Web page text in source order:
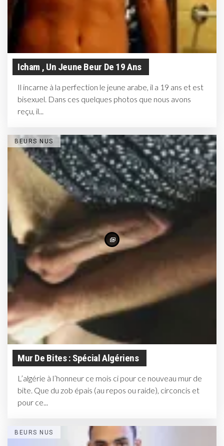
Icham , Un Jeune Beur De 19 Ans
Il incarne à la perfection le jeune arabe, il a 19 ans et est
bisexuel. Dans ces quelques photos que nous avons
reçu, il...
BEURS NUS
Mur De Bites : Spécial Algériens
L’algérie à l’honneur ce mois ci pour ce nouveau mur de
bite. Que du zob épais (au repos ou raide), circoncis et
pour ce...
BEURS NUS